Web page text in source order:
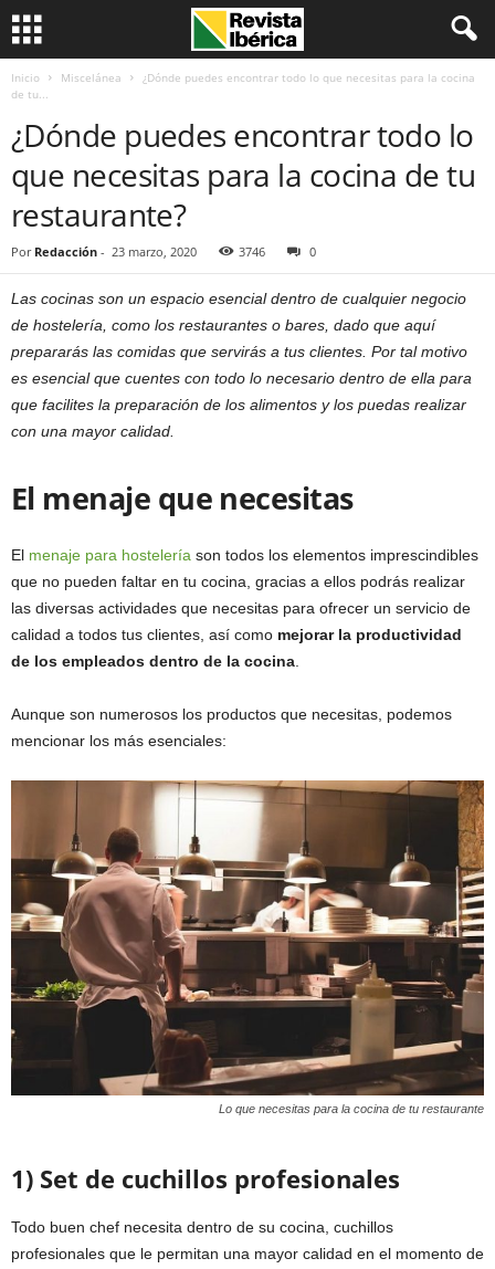
Inicio Miscelánea
¿Dónde puedes encontrar todo lo que necesitas para la cocina
de tu...
¿Dónde puedes encontrar todo lo
que necesitas para la cocina de tu
restaurante?
Por Redacción - 23 marzo, 2020 3746 0
Las cocinas son un espacio esencial dentro de cualquier negocio
de hostelería, como los restaurantes o bares, dado que aquí
prepararás las comidas que servirás a tus clientes. Por tal motivo
es esencial que cuentes con todo lo necesario dentro de ella para
que facilites la preparación de los alimentos y los puedas realizar
con una mayor calidad.
El menaje que necesitas
El menaje para hostelería son todos los elementos imprescindibles
que no pueden faltar en tu cocina, gracias a ellos podrás realizar
las diversas actividades que necesitas para ofrecer un servicio de
calidad a todos tus clientes, así como mejorar la productividad
de los empleados dentro de la cocina
Aunque son numerosos los productos que necesitas, podemos
mencionar los más esenciales:
Lo que necesitas para la cocina de tu restaurante
1) Set de cuchillos profesionales
Todo buen chef necesita dentro de su cocina, cuchillos
profesionales que le permitan una mayor calidad en el momento de